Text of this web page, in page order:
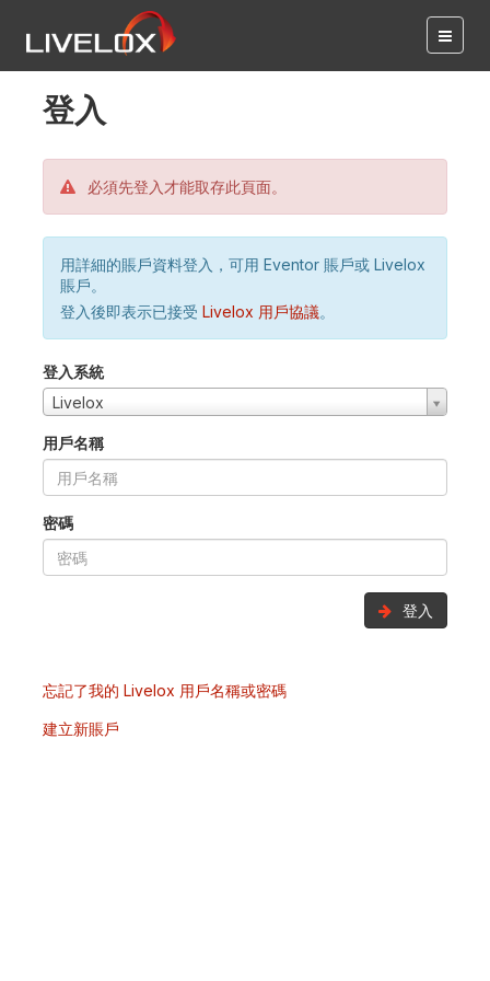
登入
必須先登入才能取存此頁面。
用詳細的賬戶資料登入，可用 Eventor 賬戶或 Livelox
賬戶。
登入後即表示已接受 Livelox 用戶協議。
登入系統
Livelox
用戶名稱
密碼
登入
忘記了我的 Livelox 用戶名稱或密碼
建立新賬戶